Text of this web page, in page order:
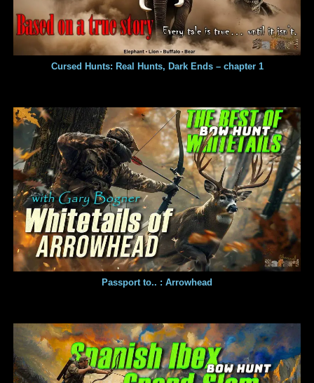
Cursed Hunts: Real Hunts, Dark Ends – chapter 1
Passport to.. : Arrowhead